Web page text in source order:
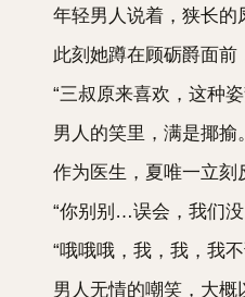
年轻男人说着，狭长的凤
此刻她蹲在顾砺爵面前，
“三叔原来喜欢，这种姿
男人的笑里，满是揶揄。
作为医生，夏唯一立刻反
“你别别…误会，我们没
“哦哦哦，我，我，我不
男人无情的嘲笑，大概以